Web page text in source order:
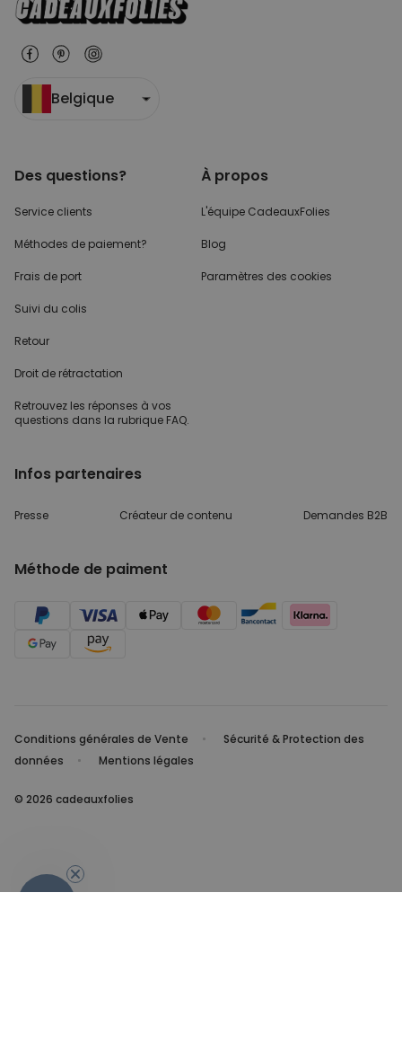
Belgique
Des questions?
Service clients
Méthodes de paiement?
Frais de port
Suivi du colis
Retour
Droit de rétractation
Retrouvez les réponses à vos
questions dans la rubrique FAQ.
À propos
L'équipe CadeauxFolies
Blog
Paramètres des cookies
Infos partenaires
Presse Créateur de contenu Demandes B2B
Méthode de paiment
Conditions générales de Vente
Sécurité & Protection des
données
Mentions légales
© 2026 cadeauxfolies